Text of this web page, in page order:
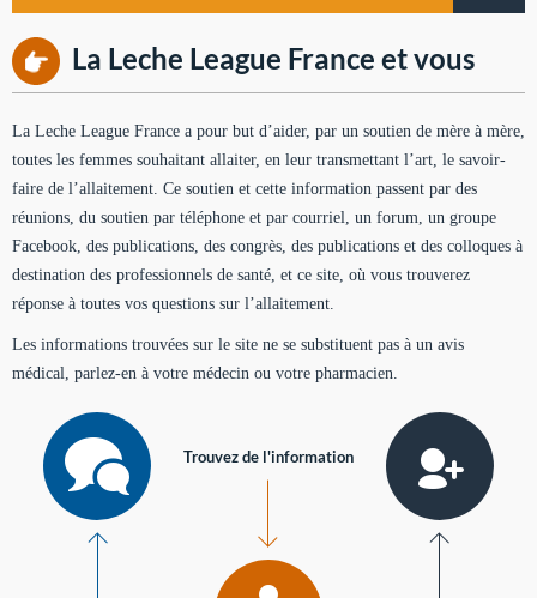
La Leche League France et vous
La Leche League France a pour but d’aider, par un soutien de mère à mère,
toutes les femmes souhaitant allaiter, en leur transmettant l’art, le savoir-
faire de l’allaitement. Ce soutien et cette information passent par des
réunions, du soutien par téléphone et par courriel, un forum, un groupe
Facebook, des publications, des congrès, des publications et des colloques à
destination des professionnels de santé, et ce site, où vous trouverez
réponse à toutes vos questions sur l’allaitement.
Les informations trouvées sur le site ne se substituent pas à un avis
médical, parlez-en à votre médecin ou votre pharmacien.
Trouvez de l'information